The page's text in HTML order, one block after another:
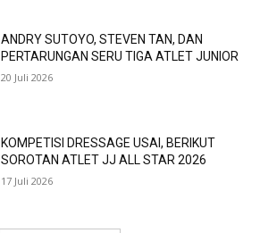
ANDRY SUTOYO, STEVEN TAN, DAN
PERTARUNGAN SERU TIGA ATLET JUNIOR
20 Juli 2026
KOMPETISI DRESSAGE USAI, BERIKUT
SOROTAN ATLET JJ ALL STAR 2026
17 Juli 2026